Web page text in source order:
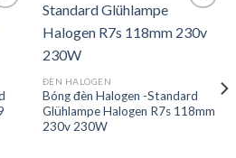
ĐÈN HALOGEN
Bóng đèn Halogen -Standard
Glühlampe Halogen R7s 118mm
230v 230W